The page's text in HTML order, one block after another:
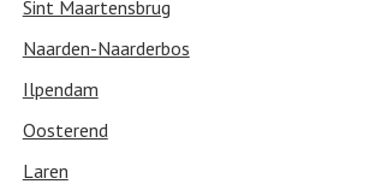
Sint Maartensbrug
Naarden-Naarderbos
Ilpendam
Oosterend
Laren